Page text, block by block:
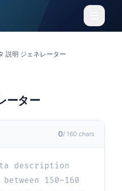
説明 ジェネレーター
ーター
0/ 160 chars